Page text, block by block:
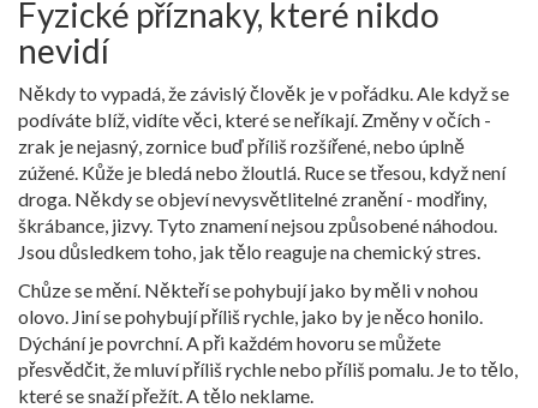
Fyzické příznaky, které nikdo
nevidí
Někdy to vypadá, že závislý člověk je v pořádku. Ale když se
podíváte blíž, vidíte věci, které se neříkají. Změny v očích -
zrak je nejasný, zornice buď příliš rozšířené, nebo úplně
zúžené. Kůže je bledá nebo žloutlá. Ruce se třesou, když není
droga. Někdy se objeví nevysvětlitelné zranění - modřiny,
škrábance, jizvy. Tyto znamení nejsou způsobené náhodou.
Jsou důsledkem toho, jak tělo reaguje na chemický stres.
Chůze se mění. Někteří se pohybují jako by měli v nohou
olovo. Jiní se pohybují příliš rychle, jako by je něco honilo.
Dýchání je povrchní. A při každém hovoru se můžete
přesvědčit, že mluví příliš rychle nebo příliš pomalu. Je to tělo,
které se snaží přežít. A tělo neklame.